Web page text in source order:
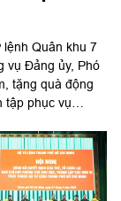
Quân khu 7
vụ Đảng ủy, Phó
tặng quà động
tập phục vụ